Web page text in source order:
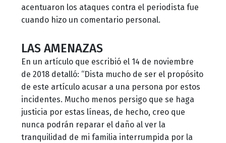
acentuaron los ataques contra el periodista fue
cuando hizo un comentario personal.
LAS AMENAZAS
En un artículo que escribió el 14 de noviembre
de 2018 detalló: “Dista mucho de ser el propósito
de este artículo acusar a una persona por estos
incidentes. Mucho menos persigo que se haga
justicia por estas líneas, de hecho, creo que
nunca podrán reparar el daño al ver la
tranquilidad de mi familia interrumpida por la